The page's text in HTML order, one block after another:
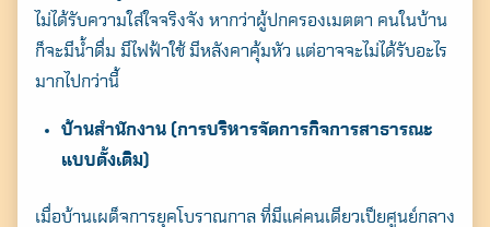
ไม่ได้รับความใส่ใจจริงจัง หากว่าผู้ปกครองเมตตา คนในบ้าน
ก็จะมีน้ำดื่ม มีไฟฟ้าใช้ มีหลังคาคุ้มหัว แต่อาจจะไม่ได้รับอะไร
มากไปกว่านี้
บ้านสำนักงาน (การบริหารจัดการกิจการสาธารณะ
แบบดั้งเดิม)
เมื่อบ้านเผด็จการยุคโบราณกาล ที่มีแค่คนเดียวเป็ยศูนย์กลาง